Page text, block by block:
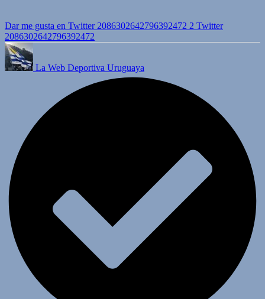
Dar me gusta en Twitter 2086302642796392472 2 Twitter
2086302642796392472
La Web Deportiva Uruguaya